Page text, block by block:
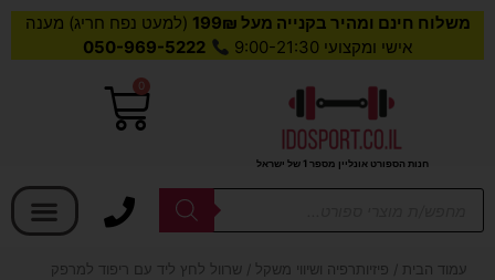
משלוח חינם ומהיר בקנייה מעל 199₪
(למעט נפח חריג) מענה
אישי ומקצועי 9:00-21:30
050-969-5222
חנות הספורט אונליין מספר 1 של ישראל
0
עגלת
Products
עמוד הבית / פיזיותרפיה ושיווי משקל / שרוול לחץ ליד עם ריפוד למרפק